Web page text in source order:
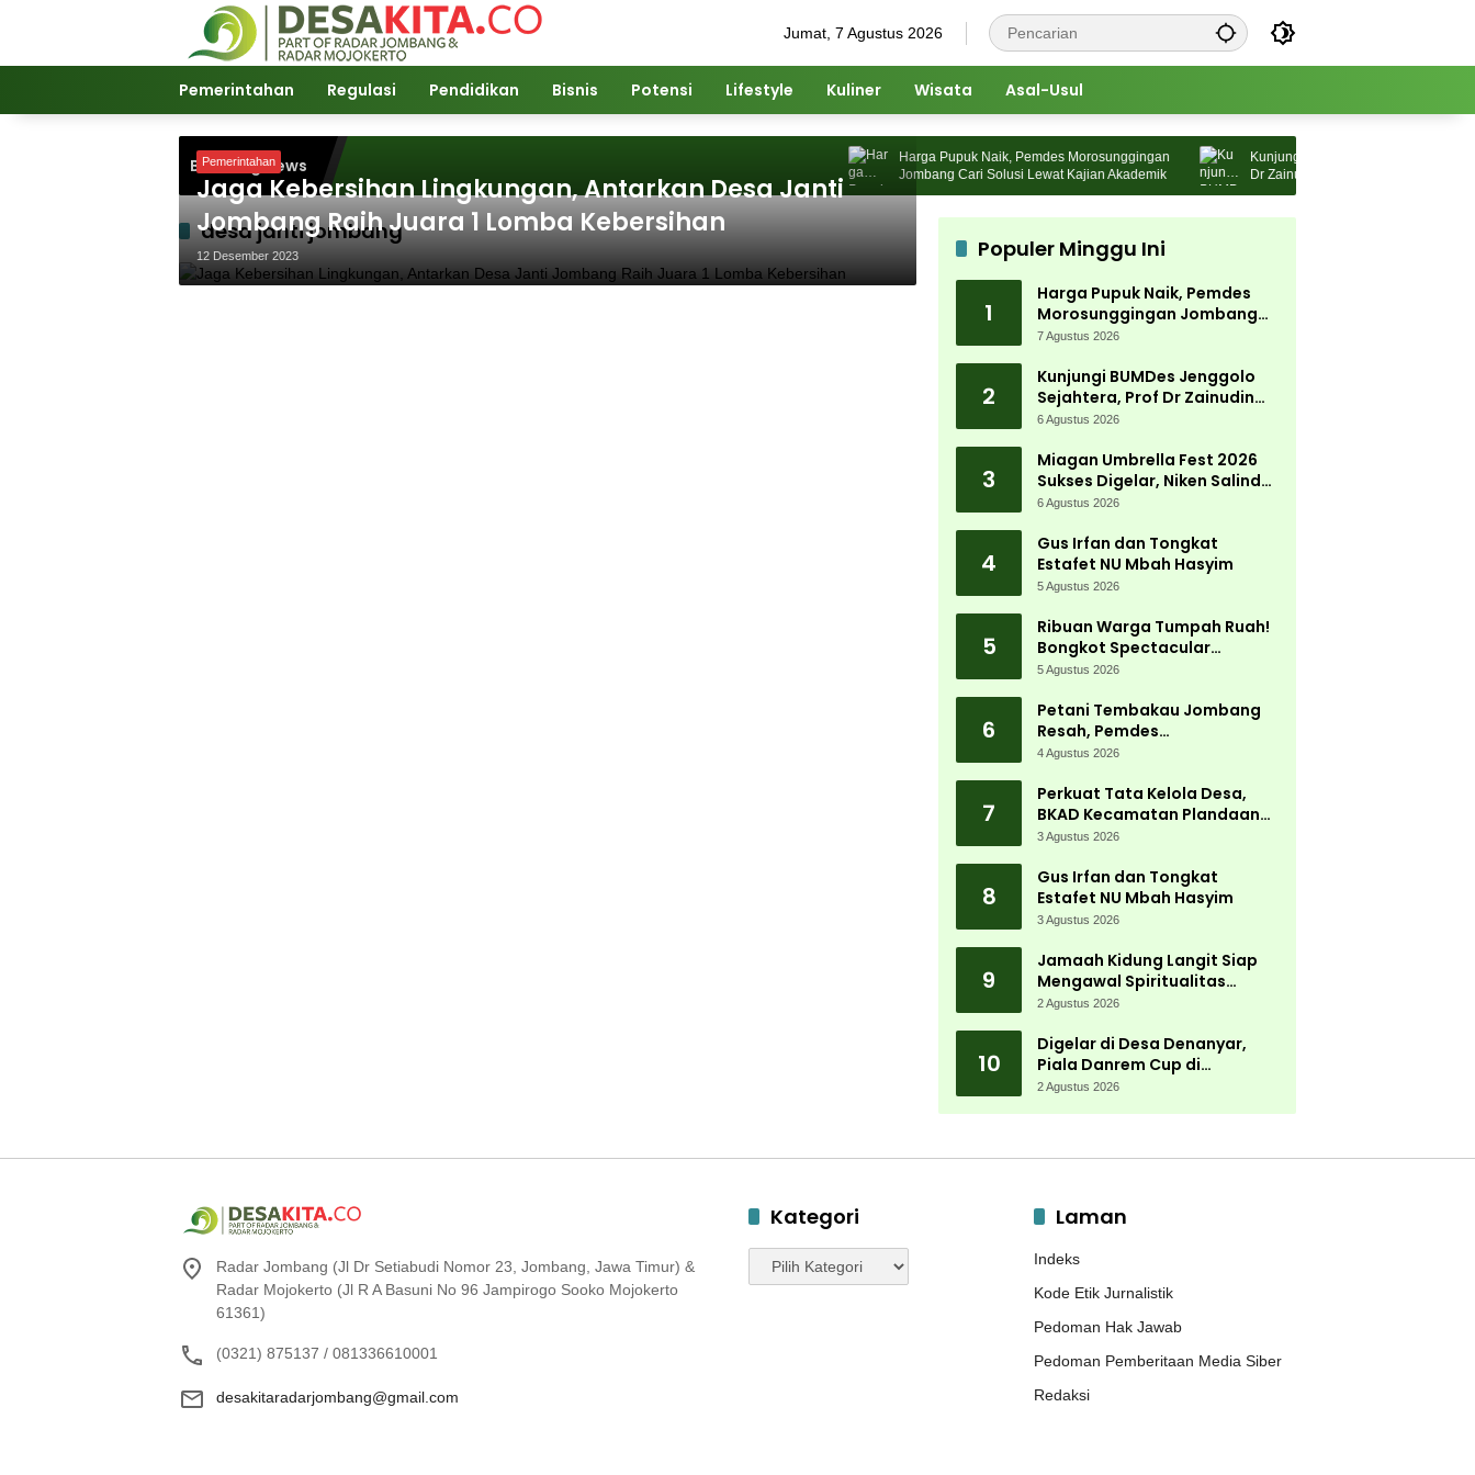
Jumat, 7 Agustus 2026
Pemerintahan Regulasi Pendidikan Bisnis Potensi Lifestyle Kuliner Wisata Asal-Usul
Breaking News
Harga Pupuk Naik, Pemdes Morosunggingan
Jombang Cari Solusi Lewat Kajian Akademik
Kunjungi BUMDes Jenggolo Sejahtera,
Dr Zainudin Maliki: Kita Wujudkan
Kemandirian Ekonomi dengan Potensi
desa janti jombang
Pemerintahan
Jaga Kebersihan Lingkungan, Antarkan Desa Janti
Jombang Raih Juara 1 Lomba Kebersihan
12 Desember 2023 Populer Minggu Ini
1
Harga Pupuk Naik, Pemdes
Morosunggingan Jombang
Cari Solusi Lewat Kajian
7 Agustus 2026
2
Kunjungi BUMDes Jenggolo
Sejahtera, Prof Dr Zainudin
Maliki: Kita Wujudkan
Potensi Desa
6 Agustus 2026
3
Miagan Umbrella Fest 2026
Sukses Digelar, Niken Salindry
Jadi Magnet Ribuan
6 Agustus 2026
4
Gus Irfan dan Tongkat
Estafet NU Mbah Hasyim
5 Agustus 2026
5
Ribuan Warga Tumpah Ruah!
Bongkot Spectacular
Carnival 2026 Jadi Pesta
Peterongan
5 Agustus 2026
6
Petani Tembakau Jombang
Resah, Pemdes
Tanjungwadung dan Disperta
4 Agustus 2026
7
Perkuat Tata Kelola Desa,
BKAD Kecamatan Plandaan
Gelar Pelatihan Aparatur
3 Agustus 2026
8
Gus Irfan dan Tongkat
Estafet NU Mbah Hasyim
3 Agustus 2026
9
Jamaah Kidung Langit Siap
Mengawal Spiritualitas
Muktamar NU
2 Agustus 2026
10
Digelar di Desa Denanyar,
Piala Danrem Cup di
Jombang Fokus Cetak Bibit
2 Agustus 2026
Radar Jombang (Jl Dr Setiabudi Nomor 23, Jombang, Jawa Timur) &
Radar Mojokerto (Jl R A Basuni No 96 Jampirogo Sooko Mojokerto
61361)
(0321) 875137 / 081336610001
desakitaradarjombang@gmail.com
Kategori
Kategori
Laman
Indeks
Kode Etik Jurnalistik
Pedoman Hak Jawab
Pedoman Pemberitaan Media Siber
Redaksi